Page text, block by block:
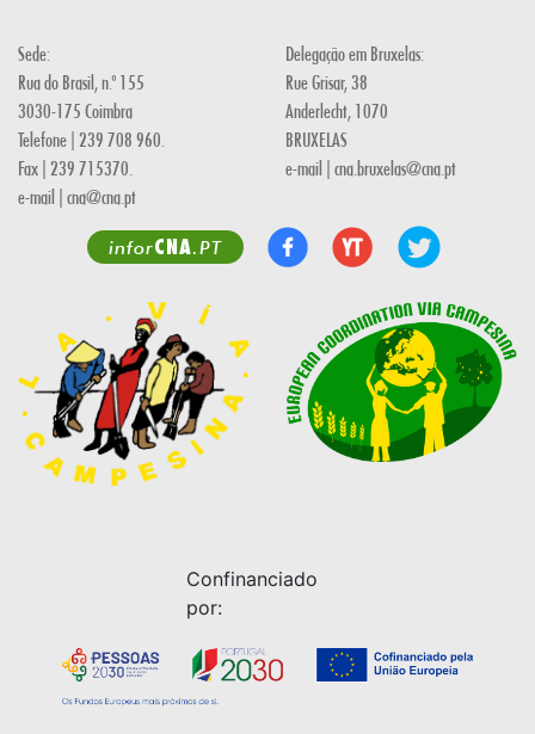
Sede:
Rua do Brasil, n.º 155
3030-175 Coimbra
Telefone | 239 708 960.
Fax | 239 715370.
e-mail | cna@cna.pt
Delegação em Bruxelas:
Rue Grisar, 38
Anderlecht, 1070
BRUXELAS
e-mail | cna.bruxelas@cna.pt
inforCNA.PT
Confinanciado
por: